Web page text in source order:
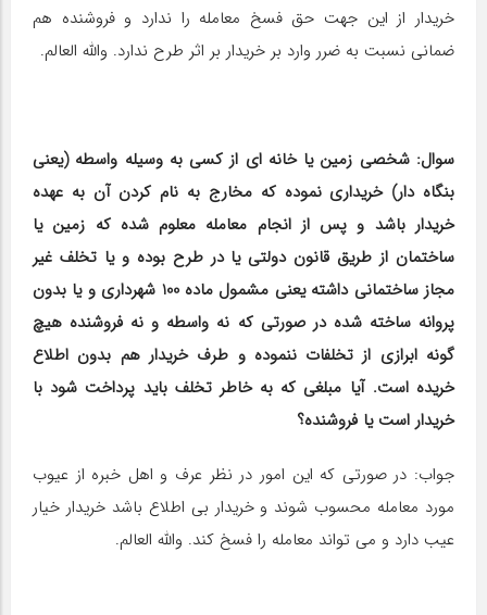
خریدار از این جهت حق فسخ معامله را ندارد و فروشنده هم
ضمانی نسبت به ضرر وارد بر خریدار بر اثر طرح ندارد. والله العالم.
سوال: شخصی زمین یا خانه ای از کسی به وسیله واسطه (یعنی
بنگاه دار) خریداری نموده که مخارج به نام کردن آن به عهده
خریدار باشد و پس از انجام معامله معلوم شده که زمین یا
ساختمان از طریق قانون دولتی یا در طرح بوده و یا تخلف غیر
مجاز ساختمانی داشته یعنی مشمول ماده 100 شهرداری و یا بدون
پروانه ساخته شده در صورتی که نه واسطه و نه فروشنده هیچ
گونه ابرازی از تخلفات ننموده و طرف خریدار هم بدون اطلاع
خریده است. آیا مبلغی که به خاطر تخلف باید پرداخت شود با
خریدار است یا فروشنده؟
جواب: در صورتی که این امور در نظر عرف و اهل خبره از عیوب
مورد معامله محسوب شوند و خریدار بی اطلاع باشد خریدار خیار
عیب دارد و می تواند معامله را فسخ کند. والله العالم.